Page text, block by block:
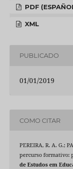
PDF
XML
PUBLICADO
01/01/2019
COMO CITAR
PEREIRA, R. A. G.;
percurso formativo:
de Estudos em